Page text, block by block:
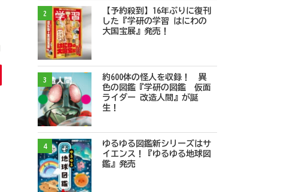
2
【予約殺到】16年ぶりに復刊
した『学研の学習 はにわの
大国宝展』発売！
3
約600体の怪人を収録！ 異
色の図鑑『学研の図鑑 仮面
ライダー 改造人間』が誕
生！
4
ゆるゆる図鑑新シリーズはサ
イエンス！『ゆるゆる地球図
鑑』発売